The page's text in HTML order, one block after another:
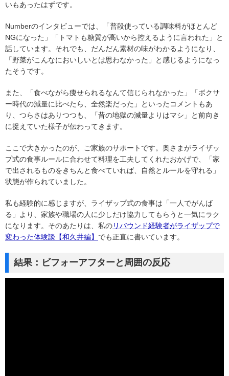
いもあったはずです。
Numberのインタビューでは、「普段使っている調味料がほとんど
NGになった」「トマトも糖質が高いから控えるように言われた」と
話しています。それでも、だんだん素材の味がわかるようになり、
「野菜がこんなにおいしいとは思わなかった」と感じるようになっ
たそうです。
また、「食べながら痩せられるなんて信じられなかった」「ボクサ
ー時代の減量に比べたら、全然楽だった」といったコメントもあ
り、つらさはありつつも、「昔の地獄の減量よりはマシ」と前向き
に捉えていた様子が伝わってきます。
ここで大きかったのが、ご家族のサポートです。奥さまがライザッ
プ式の食事ルールに合わせて料理を工夫してくれたおかげで、「家
で出されるものをきちんと食べていれば、自然とルールを守れる」
状態が作られていました。
私も経験的に感じますが、ライザップ式の食事は「一人でがんば
る」より、家族や職場の人に少しだけ協力してもらうと一気にラク
になります。そのあたりは、私のリバウンド経験者がライザップで
変わった体験談【和久井編】 でも正直に書いています。
結果：ビフォーアフターと周囲の反応